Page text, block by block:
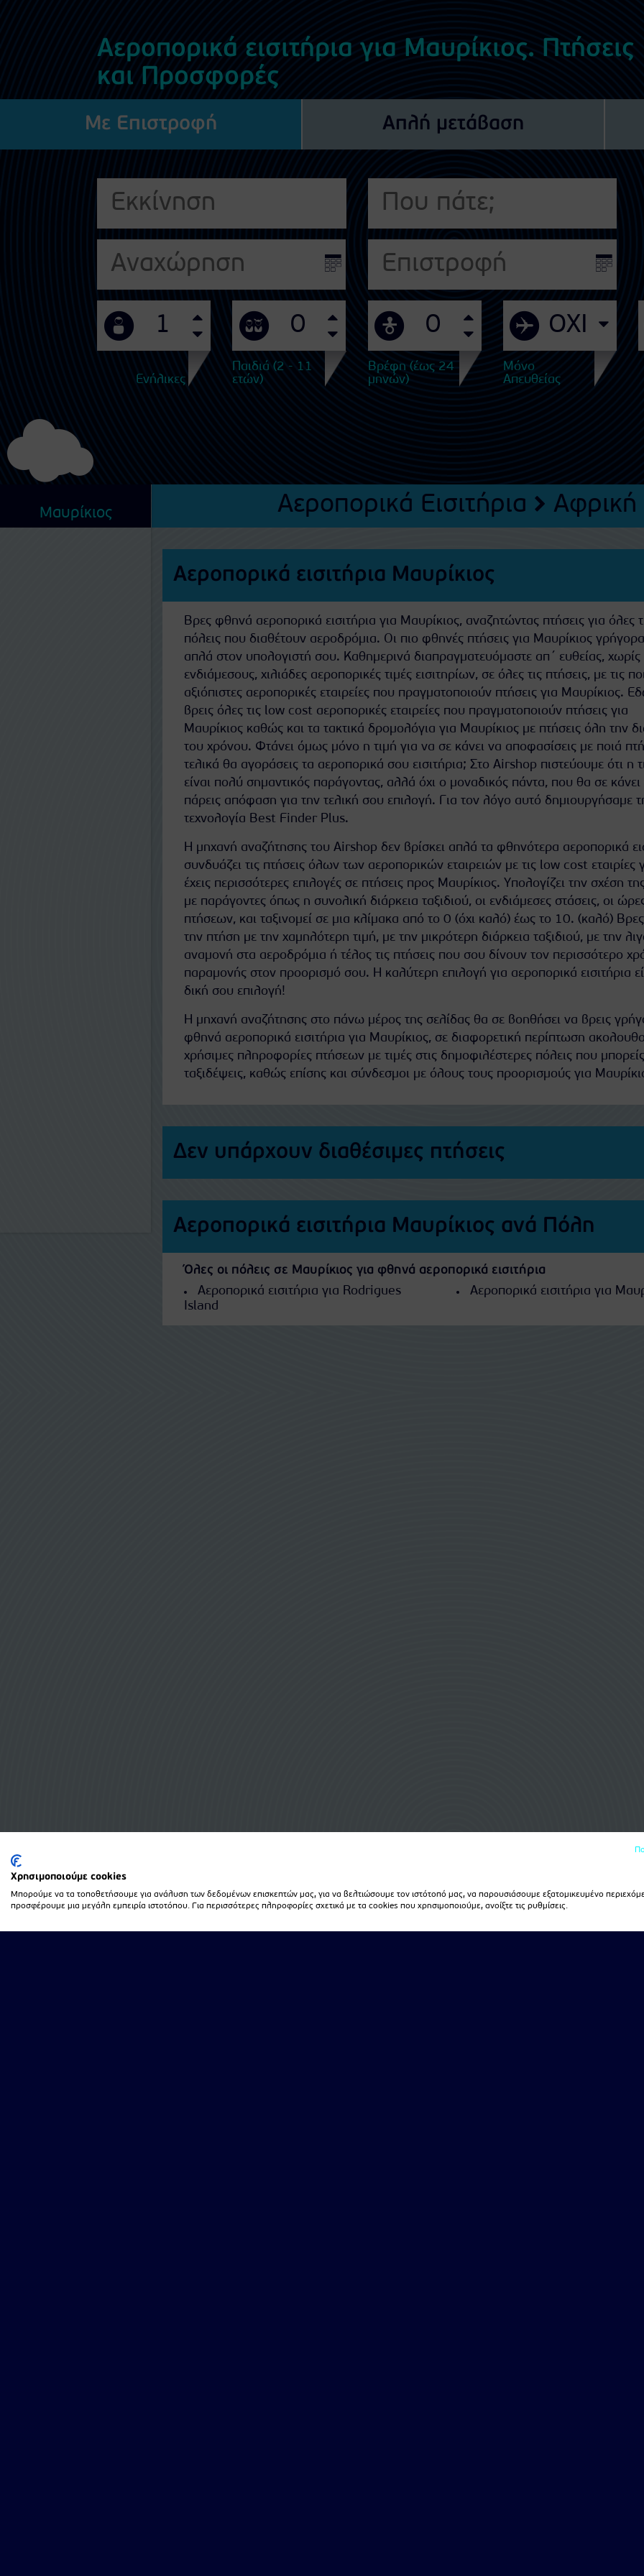
Αεροπορικά εισιτήρια για Μαυρίκιος. Πτήσεις
και Προσφορές
Με Επιστροφή Απλή μετάβαση
Ενήλικες
Παιδιά (2 - 11
ετών)
Βρέφη (έως 24
μηνών)
Μόνο
Απευθείας
Μαυρίκιος Αεροπορικά Εισιτήρια Αφρική
Αεροπορικά εισιτήρια Μαυρίκιος
Βρες φθηνά αεροπορικά εισιτήρια για Μαυρίκιος, αναζητώντας πτήσεις για όλες
πόλεις που διαθέτουν αεροδρόμια. Οι πιο φθηνές πτήσεις για Μαυρίκιος
απλά στον υπολογιστή σου. Καθημερινά διαπραγματευόμαστε απ΄ ευθείας, χωρίς
ενδιάμεσους, χιλιάδες αεροπορικές τιμές εισιτηρίων, σε όλες τις πτήσεις, με τις
αξιόπιστες αεροπορικές εταιρείες που πραγματοποιούν πτήσεις για Μαυρίκιος.
βρεις όλες τις low cost αεροπορικές εταιρείες που πραγματοποιούν πτήσεις για
Μαυρίκιος καθώς και τα τακτικά δρομολόγια για Μαυρίκιος με πτήσεις όλη την
του χρόνου. Φτάνει όμως μόνο η τιμή για να σε κάνει να αποφασίσεις με ποιά
τελικά θα αγοράσεις τα αεροπορικά σου εισιτήρια; Στο Airshop πιστεύουμε ότι η
είναι πολύ σημαντικός παράγοντας, αλλά όχι ο μοναδικός πάντα, που θα σε κάνει
πάρεις απόφαση για την τελική σου επιλογή. Για τον λόγο αυτό δημιουργήσαμε
τεχνολογία Best Finder Plus.
Η μηχανή αναζήτησης του Airshop δεν βρίσκει απλά τα φθηνότερα αεροπορικά
συνδυάζει τις πτήσεις όλων των αεροπορικών εταιρειών με τις low cost εταιρίες
έχεις περισσότερες επιλογές σε πτήσεις προς Μαυρίκιος. Υπολογίζει την σχέση
με παράγοντες όπως η συνολική διάρκεια ταξιδιού, οι ενδιάμεσες στάσεις, οι
πτήσεων, και ταξινομεί σε μια κλίμακα από το 0 (όχι καλό) έως το 10. (καλό)
την πτήση με την χαμηλότερη τιμή, με την μικρότερη διάρκεια ταξιδιού, με την
αναμονή στα αεροδρόμια ή τέλος τις πτήσεις που σου δίνουν τον περισσότερο
παραμονής στον προορισμό σου. Η καλύτερη επιλογή για αεροπορικά εισιτήρια
δική σου επιλογή!
Η μηχανή αναζήτησης στο πάνω μέρος της σελίδας θα σε βοηθήσει να βρεις
φθηνά αεροπορικά εισιτήρια για Μαυρίκιος, σε διαφορετική περίπτωση
χρήσιμες πληροφορίες πτήσεων με τιμές στις δημοφιλέστερες πόλεις που
ταξιδέψεις, καθώς επίσης και σύνδεσμοι με όλους τους προορισμούς για
Δεν υπάρχουν διαθέσιμες πτήσεις
Αεροπορικά εισιτήρια Μαυρίκιος ανά Πόλη
Όλες οι πόλεις σε Μαυρίκιος για φθηνά αεροπορικά εισιτήρια
Αεροπορικά εισιτήρια για Rodrigues
Island
Αεροπορικά εισιτήρια για
Χρησιμοποιούμε cookies
Μπορούμε να τα τοποθετήσουμε για ανάλυση των δεδομένων επισκεπτών μας, για να βελτιώσουμε τον ιστότοπό μας, να παρουσιάσουμε εξατομικευμένο
προσφέρουμε μια μεγάλη εμπειρία ιστοτόπου. Για περισσότερες πληροφορίες σχετικά με τα cookies που χρησιμοποιούμε, ανοίξτε τις ρυθμίσεις.